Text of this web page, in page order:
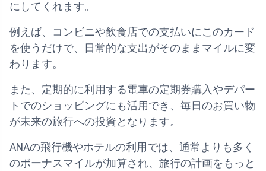
にしてくれます。
例えば、コンビニや飲食店での支払いにこのカード
を使うだけで、日常的な支出がそのままマイルに変
わります。
また、定期的に利用する電車の定期券購入やデパー
トでのショッピングにも活用でき、毎日のお買い物
が未来の旅行への投資となります。
ANAの飛行機やホテルの利用では、通常よりも多く
のボーナスマイルが加算され、旅行の計画をもっと